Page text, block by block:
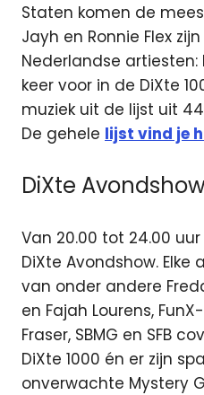
Staten komen de
Jayh en Ronnie Flex
Nederlandse
keer voor in de DiXte
muziek uit de lijst uit
De gehele lijst vind je
DiXte
Van 20.00 tot 24.00
DiXte Avondshow. Elke
van onder andere
en Fajah Lourens,
Fraser, SBMG en SFB
DiXte 1000 én er zijn
onverwachte Mystery